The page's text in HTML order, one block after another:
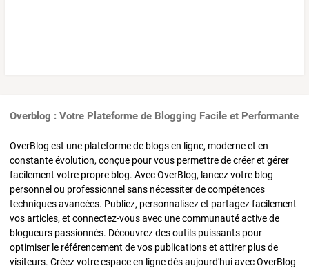
Overblog : Votre Plateforme de Blogging Facile et Performante
OverBlog est une plateforme de blogs en ligne, moderne et en
constante évolution, conçue pour vous permettre de créer et gérer
facilement votre propre blog. Avec OverBlog, lancez votre blog
personnel ou professionnel sans nécessiter de compétences
techniques avancées. Publiez, personnalisez et partagez facilement
vos articles, et connectez-vous avec une communauté active de
blogueurs passionnés. Découvrez des outils puissants pour
optimiser le référencement de vos publications et attirer plus de
visiteurs. Créez votre espace en ligne dès aujourd'hui avec OverBlog